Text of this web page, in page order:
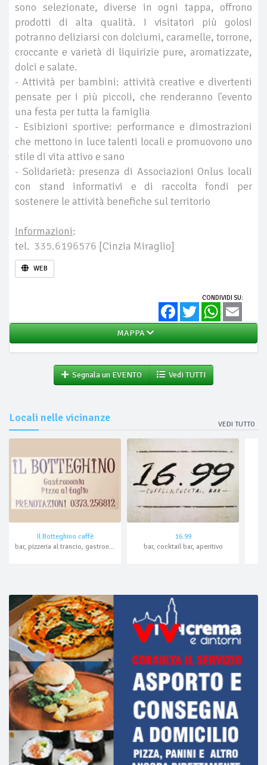
sono selezionate, diverse in ogni tappa, offrono
prodotti di alta qualità. I visitatori più golosi
potranno deliziarsi con dolciumi, caramelle, torrone,
croccante e varietà di liquirizie pure, aromatizzate,
dolci e salate.
- Attività per bambini: attività creative e divertenti
pensate per i più piccoli, che renderanno l'evento
una festa per tutta la famiglia
- Esibizioni sportive: performance e dimostrazioni
che mettono in luce talenti locali e promuovono uno
stile di vita attivo e sano
- Solidarietà: presenza di Associazioni Onlus locali
con stand informativi e di raccolta fondi per
sostenere le attività benefiche sul territorio
Informazioni:
tel. 335.6196576 [Cinzia Miraglio]
WEB
CONDIVIDI SU:
FacebookTwitter WhatsApp
MAPPA
Segnala un EVENTO Vedi TUTTI
Locali nelle vicinanze
VEDI TUTTO
Il Botteghino caffè
bar, pizzeria al trancio, gastronomia, asporto
16.99
bar, cocktail bar, aperitivo